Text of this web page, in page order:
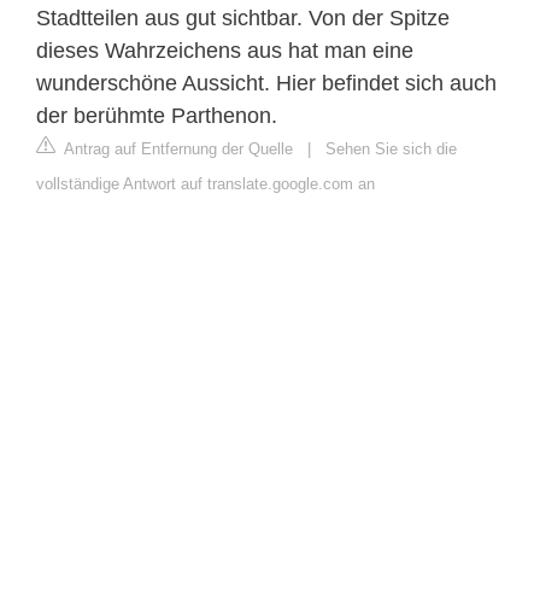
Stadtteilen aus gut sichtbar. Von der Spitze
dieses Wahrzeichens aus hat man eine
wunderschöne Aussicht. Hier befindet sich auch
der berühmte Parthenon.
Antrag auf Entfernung der Quelle | Sehen Sie sich die
vollständige Antwort auf translate.google.com an